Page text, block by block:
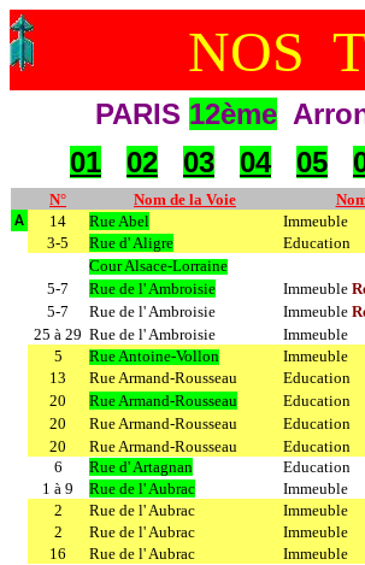
NOS
PARIS 12ème
01
02 03 04 05
N° Nom de la Voie
A 14 Rue Abel Immeuble
3-5
Rue d' Aligre Education
Cour Alsace-Lorraine
5-7
Rue de l' Ambroisie Immeuble
5-7
Rue de l' Ambroisie Immeuble
25 à 29 Rue de l' Ambroisie Immeuble
5
Rue Antoine-Vollon Immeuble
13
Rue Armand-Rousseau Education
20
Rue Armand-Rousseau Education
20
Rue Armand-Rousseau Education
20
Rue Armand-Rousseau Education
6
Rue d' Artagnan Education
1 à 9
Rue de l' Aubrac Immeuble
2
Rue de l' Aubrac Immeuble
2
Rue de l' Aubrac Immeuble
16
Rue de l' Aubrac Immeuble